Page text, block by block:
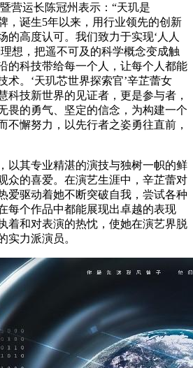
营运长陈冠州表示：“天玑是
，诞生5年以来，用行业领先的创新
的高度认可。我们致力于实现‘人人
想，把遥不可及的科学概念变成触
的科技带给每一个人，让每个人都能
术。‘天玑芯世界探索官’辛芷蕾女
科技新世界的见证者，更是参与者，
畏的勇气、坚定的信念，为构建一个
不懈努力，以先行者之姿勇往直前，
以其专业精湛的演技与独树一帜的鲜
众的喜爱。在演艺生涯中，辛芷蕾对
爱驱动着她不断突破自我，尝试各种
每个作品中都能展现出卓越的表现
着和对表演的热忱，使她在演艺界脱
实力派演员。